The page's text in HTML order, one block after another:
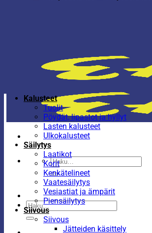
Etsi:
Etsi:
Kalusteet
Tuolit
Pöydät, lipastot ja hyllyt
Lasten kalusteet
Ulkokalusteet
Säilytys
Laatikot
Korit
Kenkätelineet
Vaatesäilytys
Vesiastiat ja ämpärit
Piensäilytys
Siivous
Siivous
Jätteiden käsittely